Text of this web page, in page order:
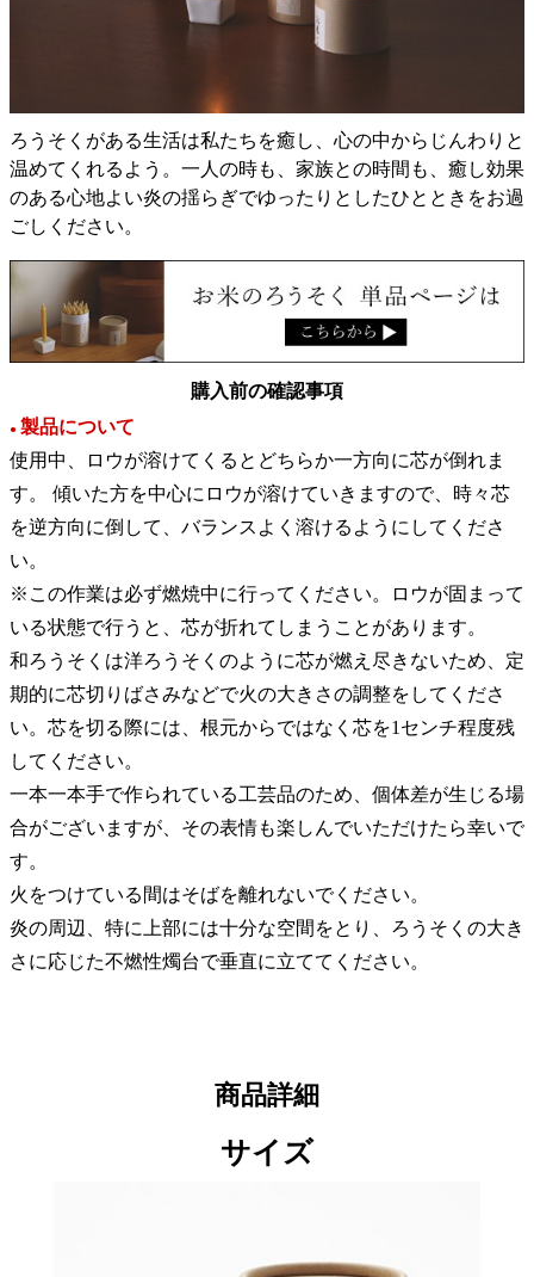
ろうそくがある生活は私たちを癒し、心の中からじんわりと
温めてくれるよう。一人の時も、家族との時間も、癒し効果
のある心地よい炎の揺らぎでゆったりとしたひとときをお過
ごしください。
購入前の確認事項
● 製品について
使用中、ロウが溶けてくるとどちらか一方向に芯が倒れま
す。 傾いた方を中心にロウが溶けていきますので、時々芯
を逆方向に倒して、バランスよく溶けるようにしてくださ
い。
※この作業は必ず燃焼中に行ってください。ロウが固まって
いる状態で行うと、芯が折れてしまうことがあります。
和ろうそくは洋ろうそくのように芯が燃え尽きないため、定
期的に芯切りばさみなどで火の大きさの調整をしてくださ
い。芯を切る際には、根元からではなく芯を1センチ程度残
してください。
一本一本手で作られている工芸品のため、個体差が生じる場
合がございますが、その表情も楽しんでいただけたら幸いで
す。
火をつけている間はそばを離れないでください。
炎の周辺、特に上部には十分な空間をとり、ろうそくの大き
さに応じた不燃性燭台で垂直に立ててください。
商品詳細
サイズ